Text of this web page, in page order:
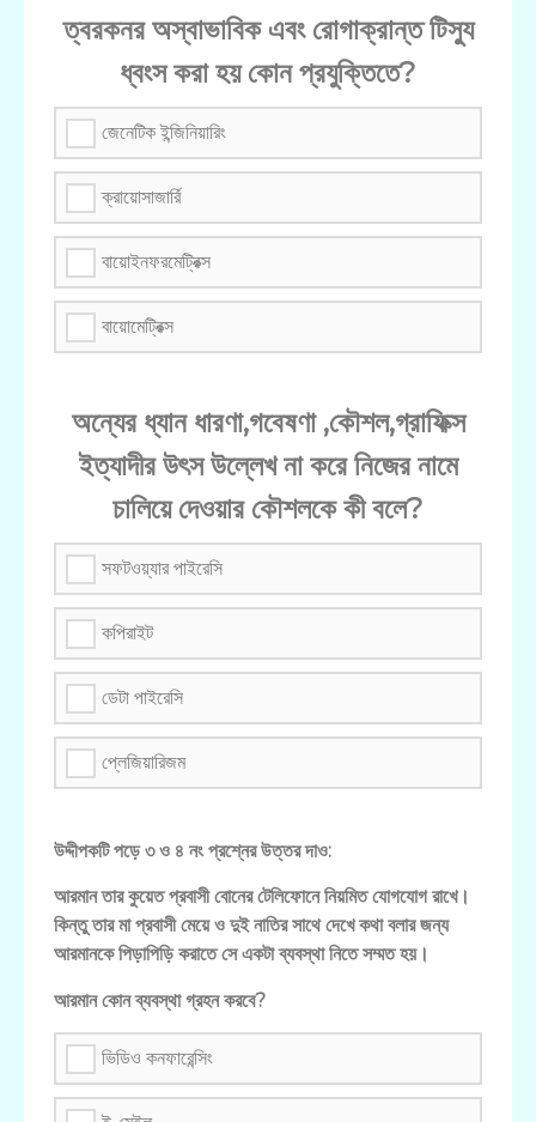
ত্বরকনর অস্বাভাবিক এবং রোগাক্রান্ত টিস্যু
ধ্বংস করা হয় কোন প্রযুক্তিতে?
জেনেটিক ইন্জিনিয়ারিং
ক্রায়োসাজার্রি
বায়োইনফরমেট্রিক্স
বায়োমেট্রিক্স
অন্যের ধ্যান ধারণা,গবেষণা ,কৌশল,গ্রাফিক্স
ইত্যাদীর উৎস উল্লেখ না করে নিজের নামে
চালিয়ে দেওয়ার কৌশলকে কী বলে?
সফটওয়্যার পাইরেসি
কপিরাইট
ডেটা পাইরেসি
প্লেজিয়ারিজম
উদ্দীপকটি পড়ে ৩ ও ৪ নং প্রশ্নের উত্তর দাও:
আরমান তার কুয়েত প্রবাসী বোনের টেলিফোনে নিয়মিত যোগযোগ রাখে।
কিন্তু তার মা প্রবাসী মেয়ে ও দুই নাতির সাথে দেখে কথা বলার জন্য
আরমানকে পিড়াপিড়ি করাতে সে একটা ব্যবস্থা নিতে সম্মত হয়।
আরমান কোন ব্যবস্থা গ্রহন করবে?
ভিডিও কনফারেন্সিং